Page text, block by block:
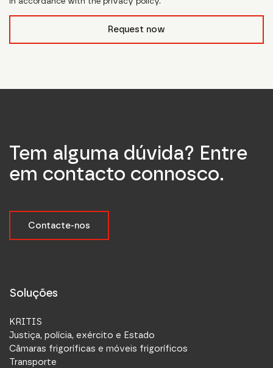
Request now
Tem alguma dúvida? Entre
em contacto connosco.
Contacte-nos
Soluções
KRITIS
Justiça, polícia, exército e Estado
Câmaras frigoríficas e móveis frigoríficos
Transporte